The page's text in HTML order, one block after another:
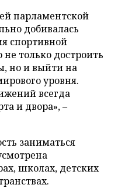
парламентской
добивалась
спортивной
не только достроить
но и выйти на
уровня.
всегда
и двора», –
заниматься
школах, детских